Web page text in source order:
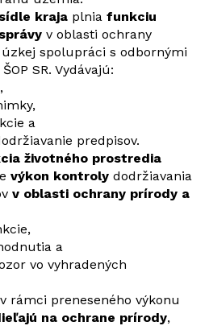
kraja plnia funkciu
v oblasti ochrany
spolupráci s odbornými
SR. Vydávajú:
a
predpisov.
životného prostredia
výkon kontroly dodržiavania
v oblasti ochrany prírody a
a
vo vyhradených
rámci preneseného výkonu
na ochrane prírody,